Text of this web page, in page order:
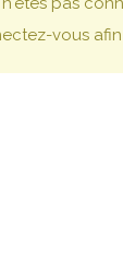
vous